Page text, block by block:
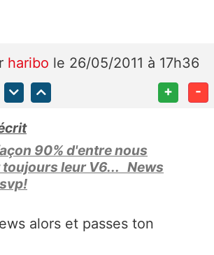
haribo le 26/05/2011 à 17h36
+ -
90% d'entre nous
leur V6... News
alors et passes ton